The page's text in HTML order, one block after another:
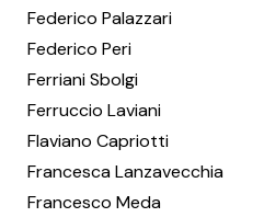
Federico Palazzari
Federico Peri
Ferriani Sbolgi
Ferruccio Laviani
Flaviano Capriotti
Francesca Lanzavecchia
Francesco Meda